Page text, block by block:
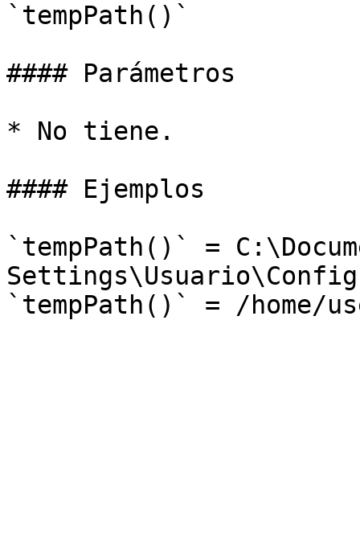
`tempPath()`
#### Parámetros
* No tiene.
#### Ejemplos
`tempPath()` =